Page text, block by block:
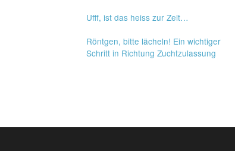
Ufff, ist das heiss zur Zeit…
Röntgen, bitte lächeln! Ein wichtiger
Schritt in Richtung Zuchtzulassung